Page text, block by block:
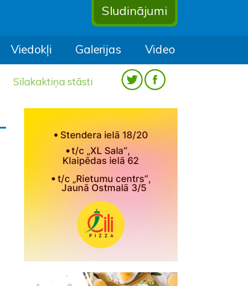
Sludinājumi
Viedokļi Galerijas Video
Silakaktiņa stāsti